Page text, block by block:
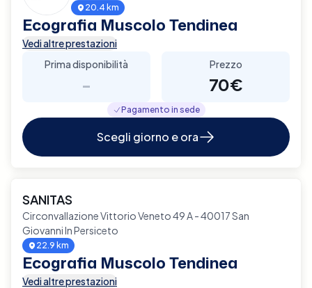
20.4 km
Ecografia Muscolo Tendinea
Vedi altre prestazioni
Prima disponibilità
-
Prezzo
70€
Pagamento in sede
Scegli giorno e ora
SANITAS
Circonvallazione Vittorio Veneto 49 A - 40017 San
Giovanni In Persiceto
22.9 km
Ecografia Muscolo Tendinea
Vedi altre prestazioni